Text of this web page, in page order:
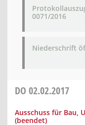
0071/2016
Niederschrift
DO 02.02.2017
Ausschuss für Bau,
(beendet)